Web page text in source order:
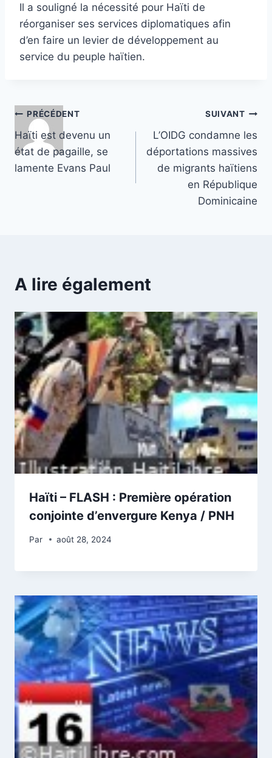
Il a souligné la nécessité pour Haïti de
réorganiser ses services diplomatiques afin
d’en faire un levier de développement au
service du peuple haïtien.
Navigation
de
l’article
PRÉCÉDENT
Haïti est devenu un
état de pagaille, se
lamente Evans Paul
SUIVANT
L’OIDG condamne les
déportations massives
de migrants haïtiens
en République
Dominicaine
A lire également
Haïti – FLASH : Première opération
conjointe d’envergure Kenya / PNH
Par août 28, 2024